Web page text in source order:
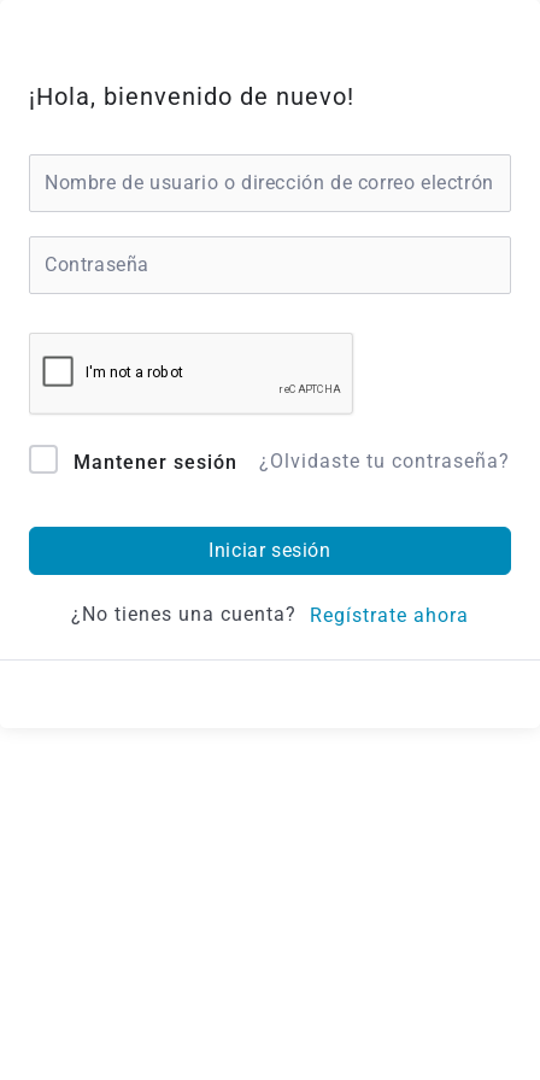
contenido
¡Hola, bienvenido de nuevo!
Mantener sesión ¿Olvidaste tu contraseña?
Iniciar sesión
¿No tienes una cuenta? Regístrate ahora